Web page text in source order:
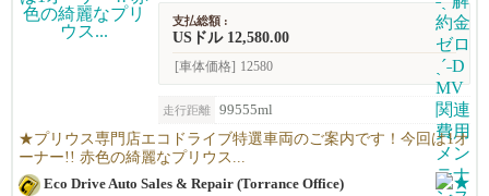
支払総額 :
USドル 12,580.00
[車体価格] 12580
走行距離 99555ml
★プリウス専門店エコドライブ特選車両のご案内です！今回は1オ
ーナー!! 赤色の綺麗なプリウス...
Eco Drive Auto Sales & Repair (Torrance Office)